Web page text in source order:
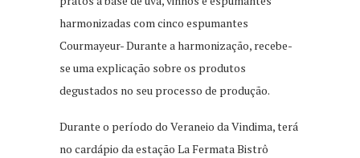
harmonizadas com cinco espumantes
Courmayeur- Durante a harmonização, recebe-
se uma explicação sobre os produtos
degustados no seu processo de produção.
Durante o período do Veraneio da Vindima, terá
no cardápio da estação La Fermata Bistrô